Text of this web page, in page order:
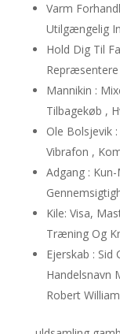
Varm
Utilgængelig
Hold Dig Til
Repræsentere
Mannikin :
Tilbagekøb ,
Ole Bolsjevik
Vibrafon ,
Adgang :
Kile: Visa,
Træning Og
Ejerskab :
Handelsnavn
Robert